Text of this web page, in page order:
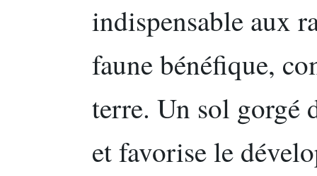
indispensable aux
faune bénéfique,
terre. Un sol gorgé
et favorise le